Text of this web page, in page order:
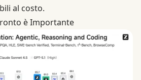
al costo.
è Importante